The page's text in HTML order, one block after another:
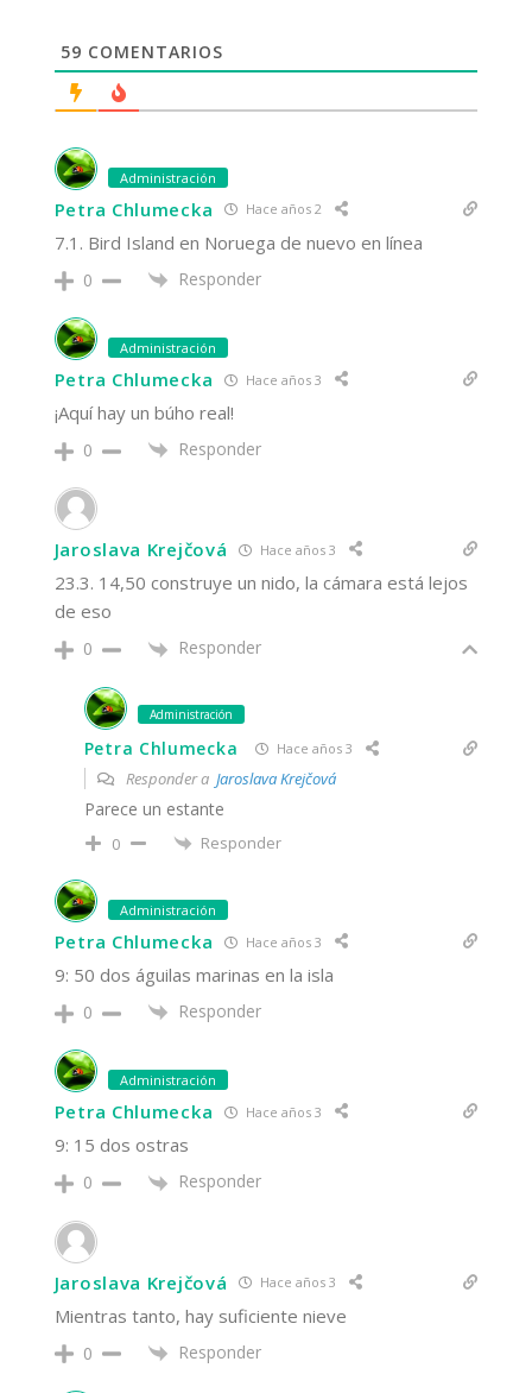
59 COMENTARIOS
Administración
Petra Chlumecka Hace años 2
7.1. Bird Island en Noruega de nuevo en línea
0 Responder
Administración
Petra Chlumecka Hace años 3
¡Aquí hay un búho real!
0 Responder
Jaroslava Krejčová Hace años 3
23.3. 14,50 construye un nido, la cámara está lejos
de eso
0 Responder
Administración
Petra Chlumecka Hace años 3
Responder a Jaroslava Krejčová
Parece un estante
0 Responder
Administración
Petra Chlumecka Hace años 3
9: 50 dos águilas marinas en la isla
0 Responder
Administración
Petra Chlumecka Hace años 3
9: 15 dos ostras
0 Responder
Jaroslava Krejčová Hace años 3
Mientras tanto, hay suficiente nieve
0 Responder